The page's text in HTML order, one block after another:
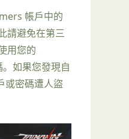
帳戶中的
請避免在第三
用您的
如果您發現自
或密碼遭人盜